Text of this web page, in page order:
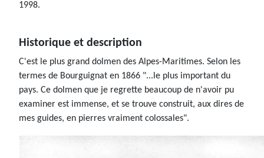
1998.
Historique et description
C'est le plus grand dolmen des Alpes-Maritimes. Selon les
termes de Bourguignat en 1866 "...le plus important du
pays. Ce dolmen que je regrette beaucoup de n'avoir pu
examiner est immense, et se trouve construit, aux dires de
mes guides, en pierres vraiment colossales".